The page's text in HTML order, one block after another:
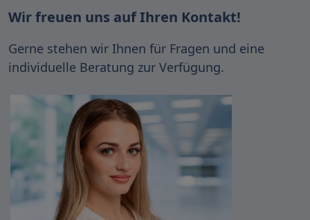
Wir freuen uns auf Ihren Kontakt!
Gerne stehen wir Ihnen für Fragen und eine
individuelle Beratung zur Verfügung.